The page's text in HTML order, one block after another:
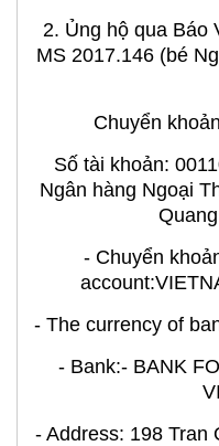
2. Ủng hộ qua Báo
MS 2017.146 (bé
Chuyển
Số tài khoản:
Ngân hàng Ngoại
- Chuyển
- The currency of
- Bank:- BANK
- Address: 198 Tran